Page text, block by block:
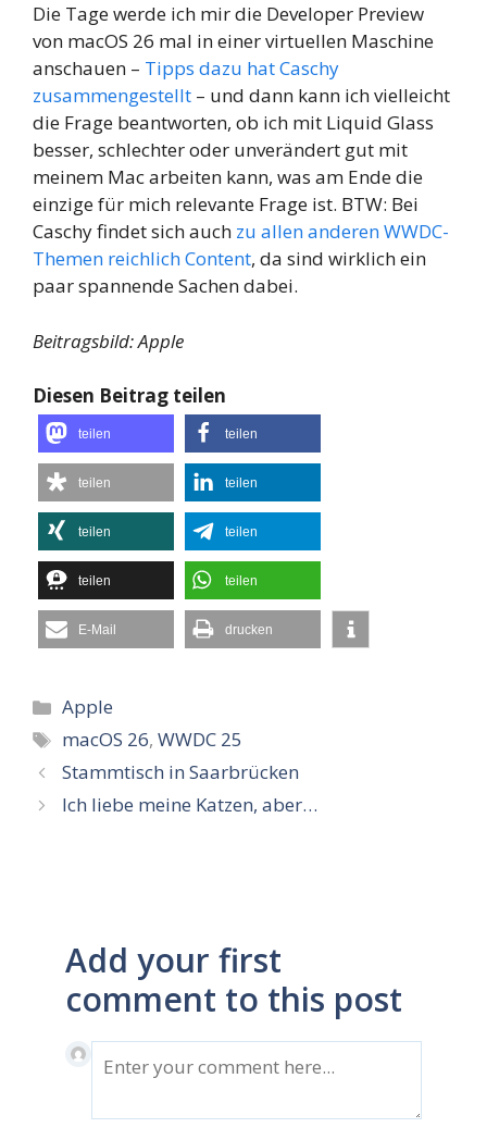
Die Tage werde ich mir die Developer Preview
von macOS 26 mal in einer virtuellen Maschine
anschauen – Tipps dazu hat Caschy
zusammengestellt – und dann kann ich vielleicht
die Frage beantworten, ob ich mit Liquid Glass
besser, schlechter oder unverändert gut mit
meinem Mac arbeiten kann, was am Ende die
einzige für mich relevante Frage ist. BTW: Bei
Caschy findet sich auch zu allen anderen WWDC-
Themen reichlich Content, da sind wirklich ein
paar spannende Sachen dabei.
Beitragsbild: Apple
Diesen Beitrag teilen
teilen teilen
teilen teilen
teilen teilen
teilen teilen
E-Mail drucken
Kategorien
Apple
Schlagwörter
macOS 26,WWDC 25
Stammtisch in Saarbrücken
Ich liebe meine Katzen, aber…
Add your first
comment to this post